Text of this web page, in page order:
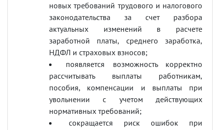
новых требований трудового и налогового
законодательства за счет разбора
актуальных изменений в расчете
заработной платы, среднего заработка,
НДФЛ и страховых взносов;
появляется возможность корректно
рассчитывать выплаты работникам,
пособия, компенсации и выплаты при
увольнении с учетом действующих
нормативных требований;
сокращается риск ошибок при